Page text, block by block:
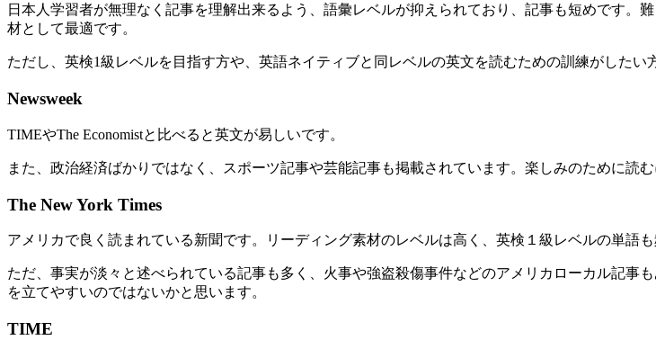
日本人学習者が無理なく記事を理解出来るよう、語彙レベルが抑えられており、記事も短めです
材として最適です。
ただし、英検1級レベルを目指す方や、英語ネイティブと同レベルの英文を読むための訓練がしたい
Newsweek
TIMEやThe Economistと比べると英文が易しいです。
また、政治経済ばかりではなく、スポーツ記事や芸能記事も掲載されています。楽しみのために読む
The New York Times
アメリカで良く読まれている新聞です。リーディング素材のレベルは高く、英検１級レベルの単語も
ただ、事実が淡々と述べられている記事も多く、火事や強盗殺傷事件などのアメリカローカル記事
を立てやすいのではないかと思います。
TIME